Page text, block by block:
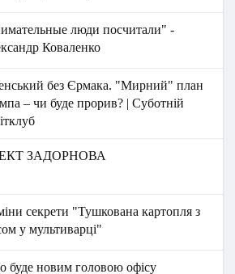
люди посчитали" -
Коваленко
без Єрмака. "Мирний" план
– чи буде прорив? | Суботній
ЗАДОРНОВА
секрети "Тушкована картопля з
у мультиварці"
буде новим головою офісу